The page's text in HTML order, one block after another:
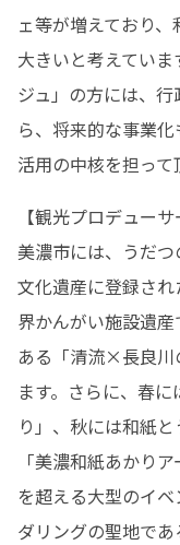
ェ等が増えており
大きいと考えてい
ジュ」の方には、
ら、将来的な事業
活用の中核を担って
【観光プロデューサ
美濃市には、うだ
文化遺産に登録さ
界かんがい施設遺
ある「清流×長良川
ます。さらに、春
り」、秋には和紙
「美濃和紙あかり
を超える大型のイ
ダリングの聖地で